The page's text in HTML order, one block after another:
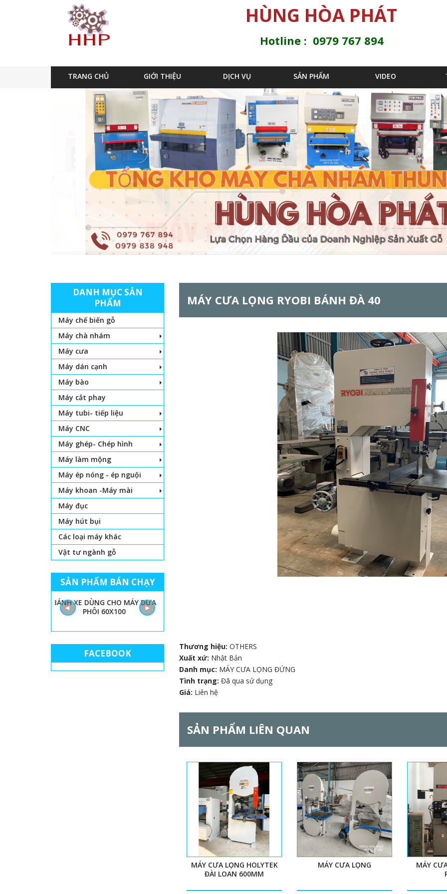
Jump to navigation
HÙNG HÒA PHÁT
Hotline : 0979 767 894
TRANG CHỦ GIỚI THIỆU DỊCH VỤ SẢN PHẨM VIDEO
MÁY CƯA LỌNG RYOBI BÁNH ĐÀ 40
Thương hiệu:OTHERS
Xuất xứ: Nhật Bản
Danh mục: MÁY CƯA LỌNG ĐỨNG
Tình trạng:Đã qua sử dụng
Giá: Liên hệ
SẢN PHẨM LIÊN QUAN
MÁY CƯA LỌNG HOLYTEK
ĐÀI LOAN 600MM
MÁY CƯA LỌNG
MÁY
DANH MỤC SẢN
PHẨM
Máy chế biến gỗ
Máy chà nhám
Máy cưa
Máy dán cạnh
Máy bào
Máy cắt phay
Máy tubi- tiếp liệu
Máy CNC
Máy ghép- Chép hình
Máy làm mộng
Máy ép nóng - ép nguội
Máy khoan -Máy mài
Máy đục
Máy hút bụi
Các loại máy khác
Vật tư ngành gỗ
SẢN PHẨM BÁN CHẠY
BÁNH XE DÙNG CHO MÁY ĐƯA
PHÔI 60X100
◄ ►
FACEBOOK